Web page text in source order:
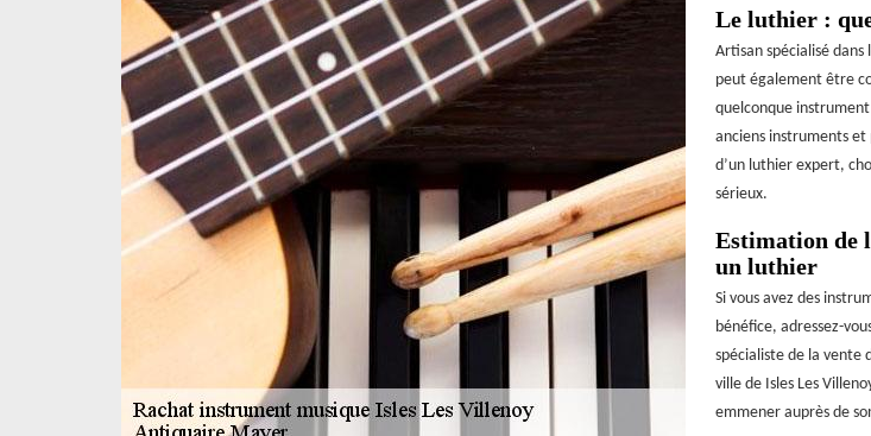
Le luthier :
Artisan spécialisé
peut également être
quelconque
anciens instruments et
d’un luthier expert,
sérieux.
Estimation de
un luthier
Si vous avez des
bénéfice, adressez-
spécialiste de la vente
ville de Isles Les
emmener auprès de